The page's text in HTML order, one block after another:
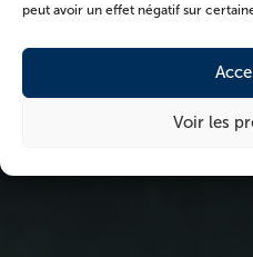
peut avoir un effet négatif sur
Voir les